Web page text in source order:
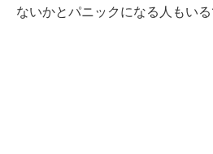
ないかとパニックになる人もいる